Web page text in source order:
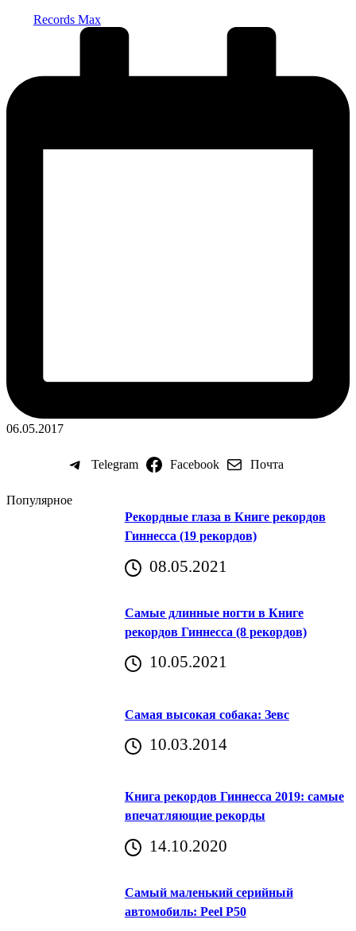
Records Max
06.05.2017
Telegram Facebook Почта
Популярное
Рекордные глаза в Книге рекордов
Гиннесса (19 рекордов)
08.05.2021
Самые длинные ногти в Книге
рекордов Гиннесса (8 рекордов)
10.05.2021
Самая высокая собака: Зевс
10.03.2014
Книга рекордов Гиннесса 2019: самые
впечатляющие рекорды
14.10.2020
Самый маленький серийный
автомобиль: Peel P50